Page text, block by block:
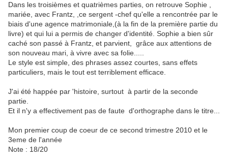
Dans les troisièmes et quatrièmes parties, on retrouve Sophie ,
mariée, avec Frantz, ,ce sergent -chef qu'elle a rencontrée par le
biais d'une agence matrimoniale,(à la fin de la première partie du
livre) et qui lui a permis de changer d'identité. Sophie a bien sûr
caché son passé à Frantz, et parvient, grâce aux attentions de
son nouveau mari, à vivre avec sa folie.....
Le style est simple, des phrases assez courtes, sans effets
particuliers, mais le tout est terriblement efficace.
J'ai été happée par 'histoire, surtout à partir de la seconde
partie.
Et il n'y a effectivement pas de faute d'orthographe dans le titre...
Mon premier coup de coeur de ce second trimestre 2010 et le
3eme de l'année
Note : 18/20